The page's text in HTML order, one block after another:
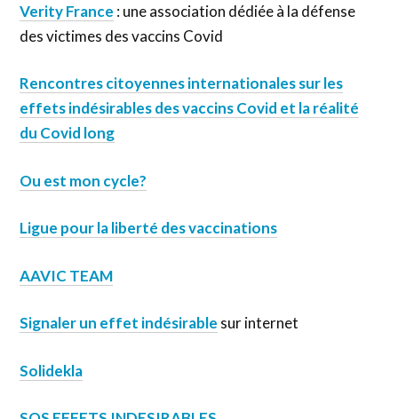
Verity France : une association dédiée à la défense
des victimes des vaccins Covid
Rencontres citoyennes internationales sur les
effets indésirables des vaccins Covid et la réalité
du Covid long
Ou est mon cycle?
Ligue pour la liberté des vaccinations
AAVIC TEAM
Signaler un effet indésirable sur internet
Solidekla